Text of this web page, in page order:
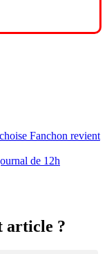
Fanchon revient
de 12h
article ?